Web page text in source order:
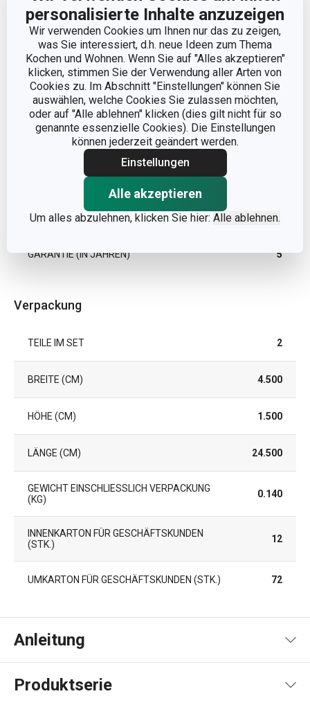
personalisierte Inhalte anzuzeigen
Wir verwenden Cookies um Ihnen nur das zu zeigen,
was Sie interessiert, d.h. neue Ideen zum Thema
Kochen und Wohnen. Wenn Sie auf "Alles akzeptieren"
klicken, stimmen Sie der Verwendung aller Arten von
Cookies zu. Im Abschnitt "Einstellungen" können Sie
auswählen, welche Cookies Sie zulassen möchten,
oder auf "Alle ablehnen" klicken (dies gilt nicht für so
genannte essenzielle Cookies). Die Einstellungen
können jederzeit geändert werden.
Einstellungen
Alle akzeptieren
Um alles abzulehnen, klicken Sie hier: Alle ablehnen.
KATEGORIE Besteck
MATERIAL Rostfreier Edelstahl
PRODUKTART Messer
PRODUKTLINIE
SPÜLMASCHINE
EAN 8595028436938
GARANTIE (IN JAHREN) 5
Verpackung
TEILE IM SET 2
BREITE (CM) 4.500
HÖHE (CM) 1.500
LÄNGE (CM) 24.500
GEWICHT EINSCHLIESSLICH VERPACKUNG (
KG)
0.140
INNENKARTON FÜR GESCHÄFTSKUNDEN
(STK.)
12
UMKARTON FÜR GESCHÄFTSKUNDEN (STK.) 72
Anleitung
Gebrauchsanleitung & Sicherheitsinformationen
Produktserie